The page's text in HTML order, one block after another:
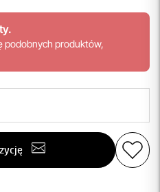
podobnych produktów,